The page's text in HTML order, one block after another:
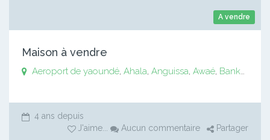
A vendre
Maison à vendre
Aeroport de yaoundé, Ahala, Anguissa, Awaé, Bankomo
4 ans depuis
J'aime... Aucun commentaire Partager